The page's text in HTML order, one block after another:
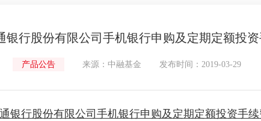
银行股份有限公司手机银行申购及定期定额投
产品公告 来源：中融基金 发布时间：2019-03-29
银行股份有限公司手机银行申购及定期定额投资手